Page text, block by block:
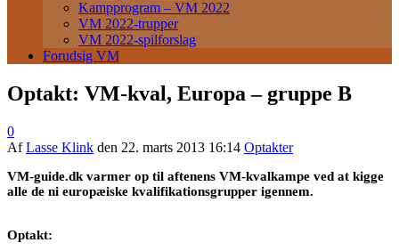
Kampprogram – VM 2022
VM 2022-trupper
VM 2022-spilforslag
Forudsig VM
Optakt: VM-kval, Europa – gruppe B
0
AfLasse Klink den 22. marts 2013 16:14 Optakter
VM-guide.dk varmer op til aftenens VM-kvalkampe ved at kigge
alle de ni europæiske kvalifikationsgrupper igennem.
Optakt: